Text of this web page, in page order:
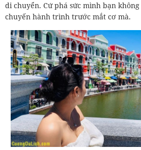
di chuyển. Cứ phá sức mình bạn
chuyến hành trình trước mắt cơ mà.